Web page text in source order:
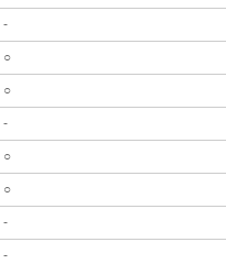
-
○
○
-
○
○
-
-